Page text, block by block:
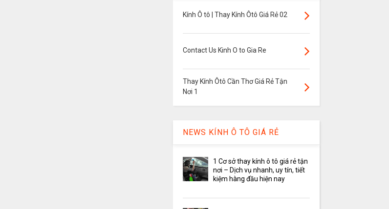
Kính Ô tô | Thay Kính Ôtô Giá Rẻ 02
Contact Us Kinh O to Gia Re
Thay Kính Ôtô Cần Thơ Giá Rẻ Tận
Nơi 1
NEWS KÍNH Ô TÔ GIÁ RẺ
1 Cơ sở thay kính ô tô giá rẻ tận
nơi – Dịch vụ nhanh, uy tín, tiết
kiệm hàng đầu hiện nay